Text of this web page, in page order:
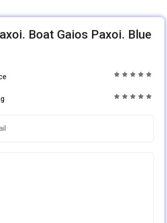
Boat Gaios Paxoi. Blue